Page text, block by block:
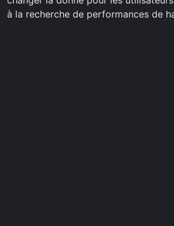
à la recherche de performances de